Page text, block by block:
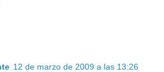
12 de marzo de 2009 a las 13:26